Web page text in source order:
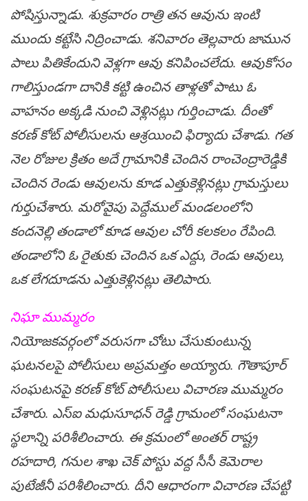
పోషిస్తున్నాడు. శుక్ర‌వారం రాత్రి త‌న ఆవును ఇంటి
ముందు క‌ట్టేసి నిద్రించాడు. శ‌నివారం తెల్ల‌వారు జామున
పాలు పితికేందుని వెళ్ల‌గా ఆవు క‌నిపించ‌లేదు. ఆవుకోసం
గాలిస్తుండ‌గా దానికి క‌ట్టి ఉంచిన తాళ్ల‌తో పాటు ఓ
వాహ‌నం అక్క‌డి నుంచి వెళ్లిన‌ట్లు గుర్తించాడు. దీంతో
క‌ర‌ణ్ కోట్ పోలీసుల‌ను ఆశ్ర‌యించి ఫిర్యాదు చేశాడు. గ‌త
నెల రోజుల క్రితం అదే గ్రామానికి చెందిన రాంచెంద్రారెడ్డికి
చెందిన రెండు ఆవుల‌ను కూడ ఎత్తుకెళ్లిన‌ట్లు గ్రామ‌స్తులు
గుర్తుచేశారు. మ‌రోవైపు పెద్దేముల్ మండలంలోని
కందనెల్లి తండాలో కూడ ఆవుల చోరీ కలకలం రేపింది.
తండాలోని ఓ రైతుకు చెందిన ఒక ఎద్దు, రెండు ఆవులు,
ఒక లేగదూడను ఎత్తుకెళ్లినట్లు తెలిపారు.
నిఘా ముమ్మరం
నియోజకవర్గంలో వరుసగా చోటు చేసుకుంటున్న
ఘటనలపై పోలీసులు అప్రమత్తం అయ్యారు. గౌతాపూర్
సంఘ‌ట‌న‌పై క‌ర‌ణ్ కోట్ పోలీసులు విచార‌ణ ముమ్మ‌రం
చేశారు. ఎస్ఐ మ‌ధుసూధ‌న్ రెడ్డి గ్రామంలో సంఘ‌ట‌నా
స్థ‌లాన్ని ప‌రిశీలించారు. ఈ క్ర‌మంలో అంత‌ర్ రాష్ట్ర
ర‌హ‌దారి, గ‌నుల శాఖ చెక్ పోస్టు వ‌ద్ద సీసీ కెమెరాల
పుటేజీనీ ప‌రిశీలించారు. దీని ఆధారంగా విచార‌ణ చేప‌ట్టి